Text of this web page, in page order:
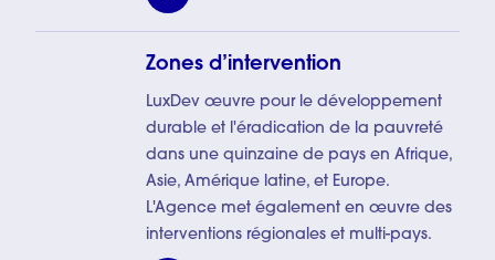
Zones d’intervention
LuxDev œuvre pour le développement
durable et l'éradication de la pauvreté
dans une quinzaine de pays en Afrique,
Asie, Amérique latine, et Europe.
L'Agence met également en œuvre des
interventions régionales et multi-pays.